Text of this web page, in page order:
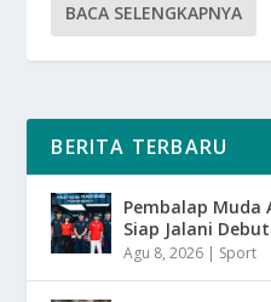
BACA SELENGKAPNYA
BERITA TERBARU
Pembalap Muda
Siap Jalani
Agu 8, 2026 Sport